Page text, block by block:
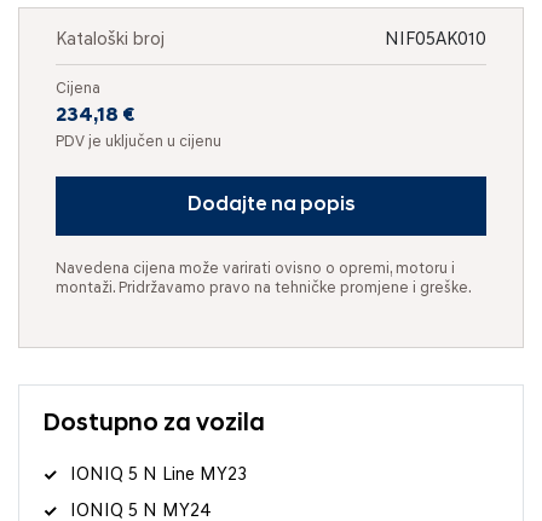
Kataloški broj NIF05AK010
Cijena
234,18 €
PDV je uključen u cijenu
Dodajte na popis
Navedena cijena može varirati ovisno o opremi, motoru i
montaži. Pridržavamo pravo na tehničke promjene i greške.
Dostupno za vozila
IONIQ 5 N Line MY23
IONIQ 5 N MY24